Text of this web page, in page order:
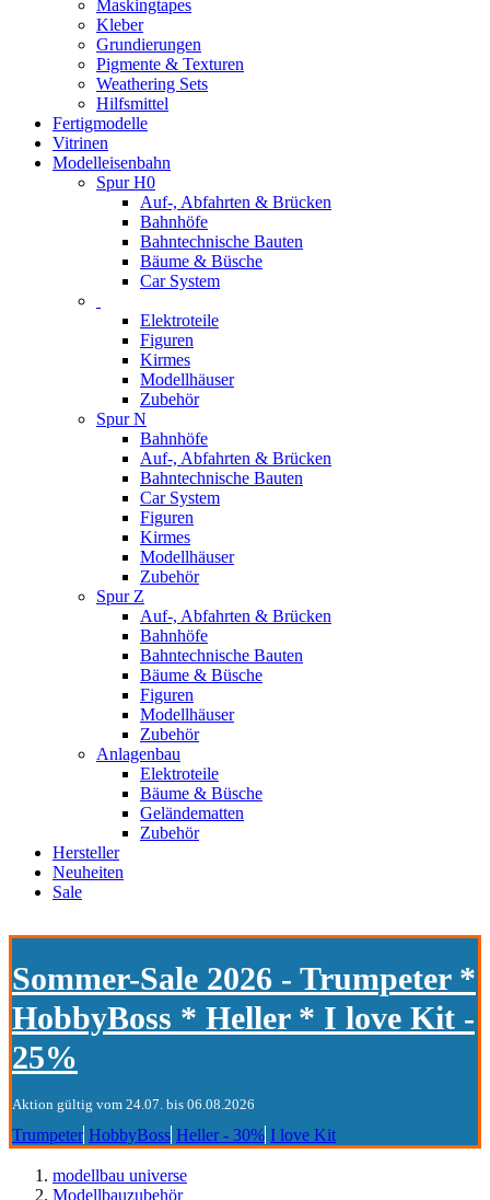
Maskingtapes
Kleber
Grundierungen
Pigmente & Texturen
Weathering Sets
Hilfsmittel
Fertigmodelle
Vitrinen
Modelleisenbahn
Spur H0
Auf-, Abfahrten & Brücken
Bahnhöfe
Bahntechnische Bauten
Bäume & Büsche
Car System
Elektroteile
Figuren
Kirmes
Modellhäuser
Zubehör
Spur N
Bahnhöfe
Auf-, Abfahrten & Brücken
Bahntechnische Bauten
Car System
Figuren
Kirmes
Modellhäuser
Zubehör
Spur Z
Auf-, Abfahrten & Brücken
Bahnhöfe
Bahntechnische Bauten
Bäume & Büsche
Figuren
Modellhäuser
Zubehör
Anlagenbau
Elektroteile
Bäume & Büsche
Geländematten
Zubehör
Hersteller
Neuheiten
Sale
Sommer-Sale 2026 - Trumpeter *
HobbyBoss * Heller * I love Kit -
25%
Aktion gültig vom 24.07. bis 06.08.2026
Trumpeter HobbyBoss Heller - 30% I love Kit
modellbau universe
Modellbauzubehör